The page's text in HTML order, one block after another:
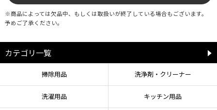
に注意して使用する。ヘラで打ち付けながらの調理等はしない。
●使用時は本体のそばから離れない。
●調理中や調理直後は本体や取っ手が熱くなり、火傷の恐れがあるので注意す
●熱くなった本体に冷水をかけるなど急冷はしない（急激な温度変化を与える
と変形・破損が生じる原因となる）。
●他のコンロを同時に使う場合は隣接するコンロの火が取っ手に当たらないよ
●取っ手付け根に水が入ると使用時に蒸気が出ることがある。製品を立てしっ
かりと水を抜いてから使用する。
●ストーブの上・電子レンジ・オーブンでは使用しない。
※商品によっては欠品中、もしくは取扱いが終了している場合もございます。
予めご了承ください。
カテゴリ一覧
掃除用品 洗浄剤・クリーナー
洗濯用品 キッチン用品